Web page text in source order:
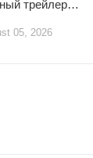
трейлер…
05, 2026